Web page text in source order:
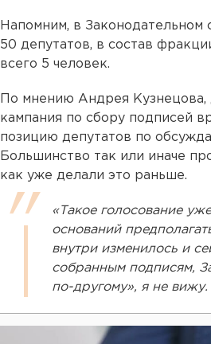
Напомним, в Законодательном
50 депутатов, в состав
всего 5 человек.
По мнению Андрея Кузнецова,
кампания по сбору подписей
позицию депутатов по
Большинство так или иначе
как уже делали это раньше.
«Такое голосование
оснований
внутри изменилось и
собранным подписям,
по-другому», я не вижу.